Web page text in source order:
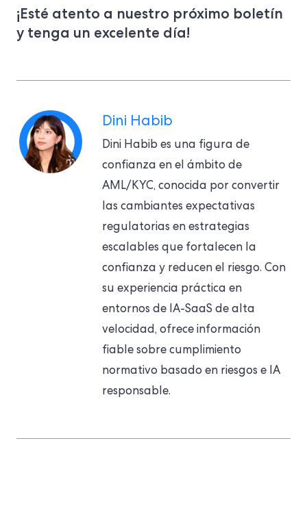
¡Esté atento a nuestro próximo boletín
y tenga un excelente día!
Dini Habib
Dini Habib es una figura de
confianza en el ámbito de
AML/KYC, conocida por convertir
las cambiantes expectativas
regulatorias en estrategias
escalables que fortalecen la
confianza y reducen el riesgo. Con
su experiencia práctica en
entornos de IA-SaaS de alta
velocidad, ofrece información
fiable sobre cumplimiento
normativo basado en riesgos e IA
responsable.